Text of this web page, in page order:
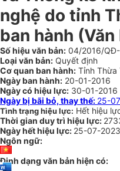
nghệ do tỉnh
ban hành
Số hiệu văn bản: 04/2016/
Loại văn bản: Quyết định
Cơ quan ban hành: Tỉnh Thừa
Ngày ban hành: 20-01-2016
Ngày có hiệu lực: 30-01-2016
Ngày bị bãi bỏ, thay thế: 25-
Tình trạng hiệu lực: Hết hiệu
Thời gian duy trì hiệu lực:
Ngày hết hiệu lực: 25-07-2023
Ngôn ngữ:
Định dạng văn bản hiện có: